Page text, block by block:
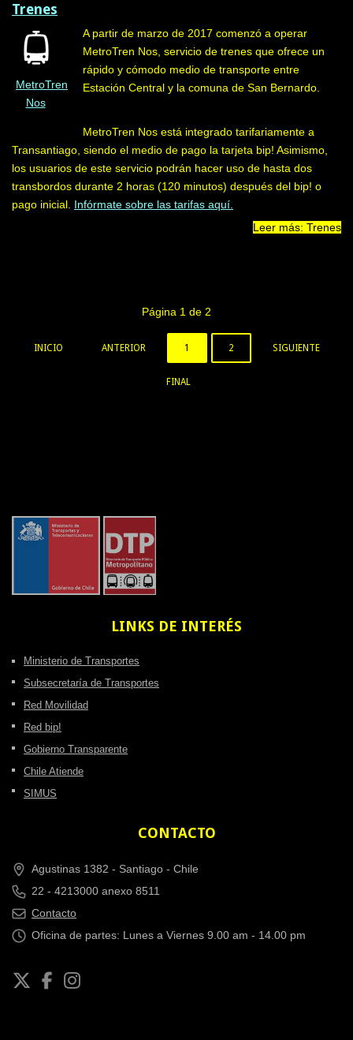
Trenes
MetroTren
Nos
A partir de marzo de 2017 comenzó a operar
MetroTren Nos, servicio de trenes que ofrece un
rápido y cómodo medio de transporte entre
Estación Central y la comuna de San Bernardo.
MetroTren Nos está integrado tarifariamente a
Transantiago, siendo el medio de pago la tarjeta bip! Asimismo,
los usuarios de este servicio podrán hacer uso de hasta dos
transbordos durante 2 horas (120 minutos) después del bip! o
pago inicial. Infórmate sobre las tarifas aquí.
Leer más: Trenes
Página 1 de 2
INICIO ANTERIOR 1 2 SIGUIENTE
FINAL
LINKS DE INTERÉS
Ministerio de Transportes
Subsecretaría de Transportes
Red Movilidad
Red bip!
Gobierno Transparente
Chile Atiende
SIMUS
CONTACTO
Agustinas 1382 - Santiago - Chile
22 - 4213000 anexo 8511
Contacto
Oficina de partes: Lunes a Viernes 9.00 am - 14.00 pm